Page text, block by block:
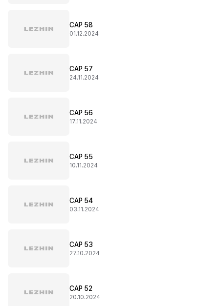
CAP 58
01.12.2024
CAP 57
24.11.2024
CAP 56
17.11.2024
CAP 55
10.11.2024
CAP 54
03.11.2024
CAP 53
27.10.2024
CAP 52
20.10.2024